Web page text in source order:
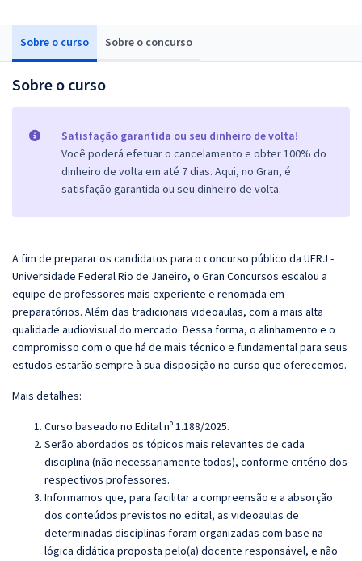
Sobre o curso Sobre o concurso
Sobre o curso
Satisfação garantida ou seu dinheiro de volta!
Você poderá efetuar o cancelamento e obter 100% do
dinheiro de volta em até 7 dias. Aqui, no Gran, é
satisfação garantida ou seu dinheiro de volta.
A fim de preparar os candidatos para o concurso público da UFRJ -
Universidade Federal Rio de Janeiro, o Gran Concursos escalou a
equipe de professores mais experiente e renomada em
preparatórios. Além das tradicionais videoaulas, com a mais alta
qualidade audiovisual do mercado. Dessa forma, o alinhamento e o
compromisso com o que há de mais técnico e fundamental para seus
estudos estarão sempre à sua disposição no curso que oferecemos.
Mais detalhes:
Curso baseado no Edital nº 1.188/2025.
Serão abordados os tópicos mais relevantes de cada
disciplina (não necessariamente todos), conforme critério dos
respectivos professores.
Informamos que, para facilitar a compreensão e a absorção
dos conteúdos previstos no edital, as videoaulas de
determinadas disciplinas foram organizadas com base na
lógica didática proposta pelo(a) docente responsável, e não